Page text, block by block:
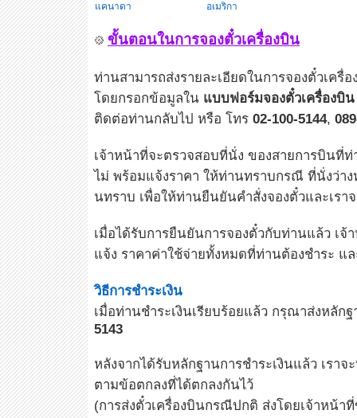
แคนาดา อเมริกา
ขั้นตอนในการจองตั๋วเครื่องบิน
ท่านสามารถส่งรายละเอียดในการจองตั๋วเครื่
โดยกรอกข้อมูลใน แบบฟอร์มจองตั๋วเครื่องบิน
ติดต่อท่านกลับไป หรือ โทร 02-100-5144,
เจ้าหน้าที่จะตรวจสอบที่นั่ง ของสายการบินที่
ไม่ พร้อมแจ้งราคา ให้ท่านทราบกรณี ที่นั่งว่าง
นทราบ เพื่อให้ท่านยืนยันคำสั่งจองตั๋วและเรา
เมื่อได้รับการยืนยันการจองตั๋วกับท่านแล้ว เ
แจ้ง ราคาค่าใช้จ่ายทั้งหมดที่ท่านต้องชำระ แ
วิธีการชำระเงิน
เมื่อท่านชำระเงินเรียบร้อยแล้ว กรุณาส่งหลัก
5143
หลังจากได้รับหลักฐานการชำระเงินแล้ว เรา
ตามข้อตกลงที่ได้ตกลงกันไว้
(การส่งตั๋วเครื่องบินกรณีปกติ ส่งโดยเจ้าหน้า